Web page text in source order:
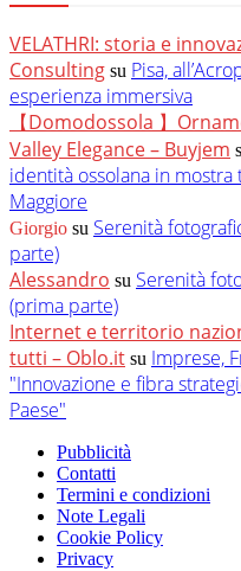
VELATHRI: storia e
Consulting su Pisa,
esperienza immersiva
【Domodossola 】
Valley Elegance – Buyjem
identità ossolana in mostra
Maggiore
Giorgio su Serenità
parte)
Alessandro su Serenità
(prima parte)
Internet e territorio
tutti – Oblo.it su Imprese,
"Innovazione e fibra
Paese"
Pubblicità
Contatti
Termini e condizioni
Note Legali
Cookie Policy
Privacy